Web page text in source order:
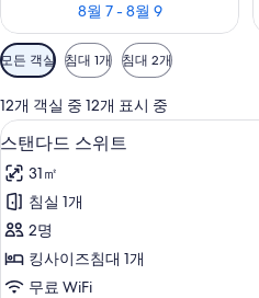
8월 7 - 8월 9
객
실
에
사
용
가
능
한
터
모든 객실 침대 1개 침대 2개
12개 객실 중 12개 표시 중
스
탠
다
드
스
위
6
스탠다드 스위트
31㎡
침실 1개
2명
킹사이즈침대 1개
무료 WiFi